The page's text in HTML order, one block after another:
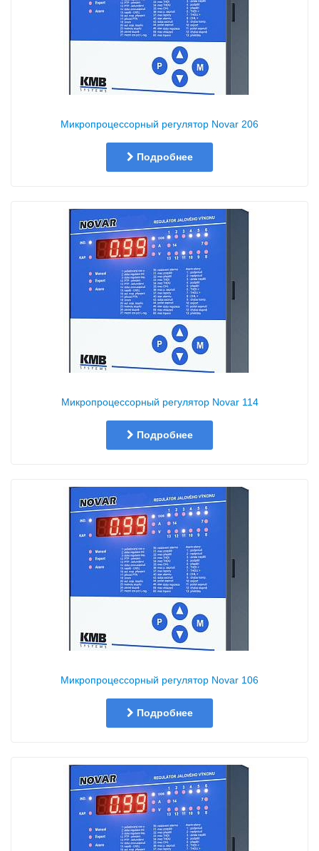
Микропроцессорный регулятор Novar 206
Подробнее
Микропроцессорный регулятор Novar 114
Подробнее
Микропроцессорный регулятор Novar 106
Подробнее